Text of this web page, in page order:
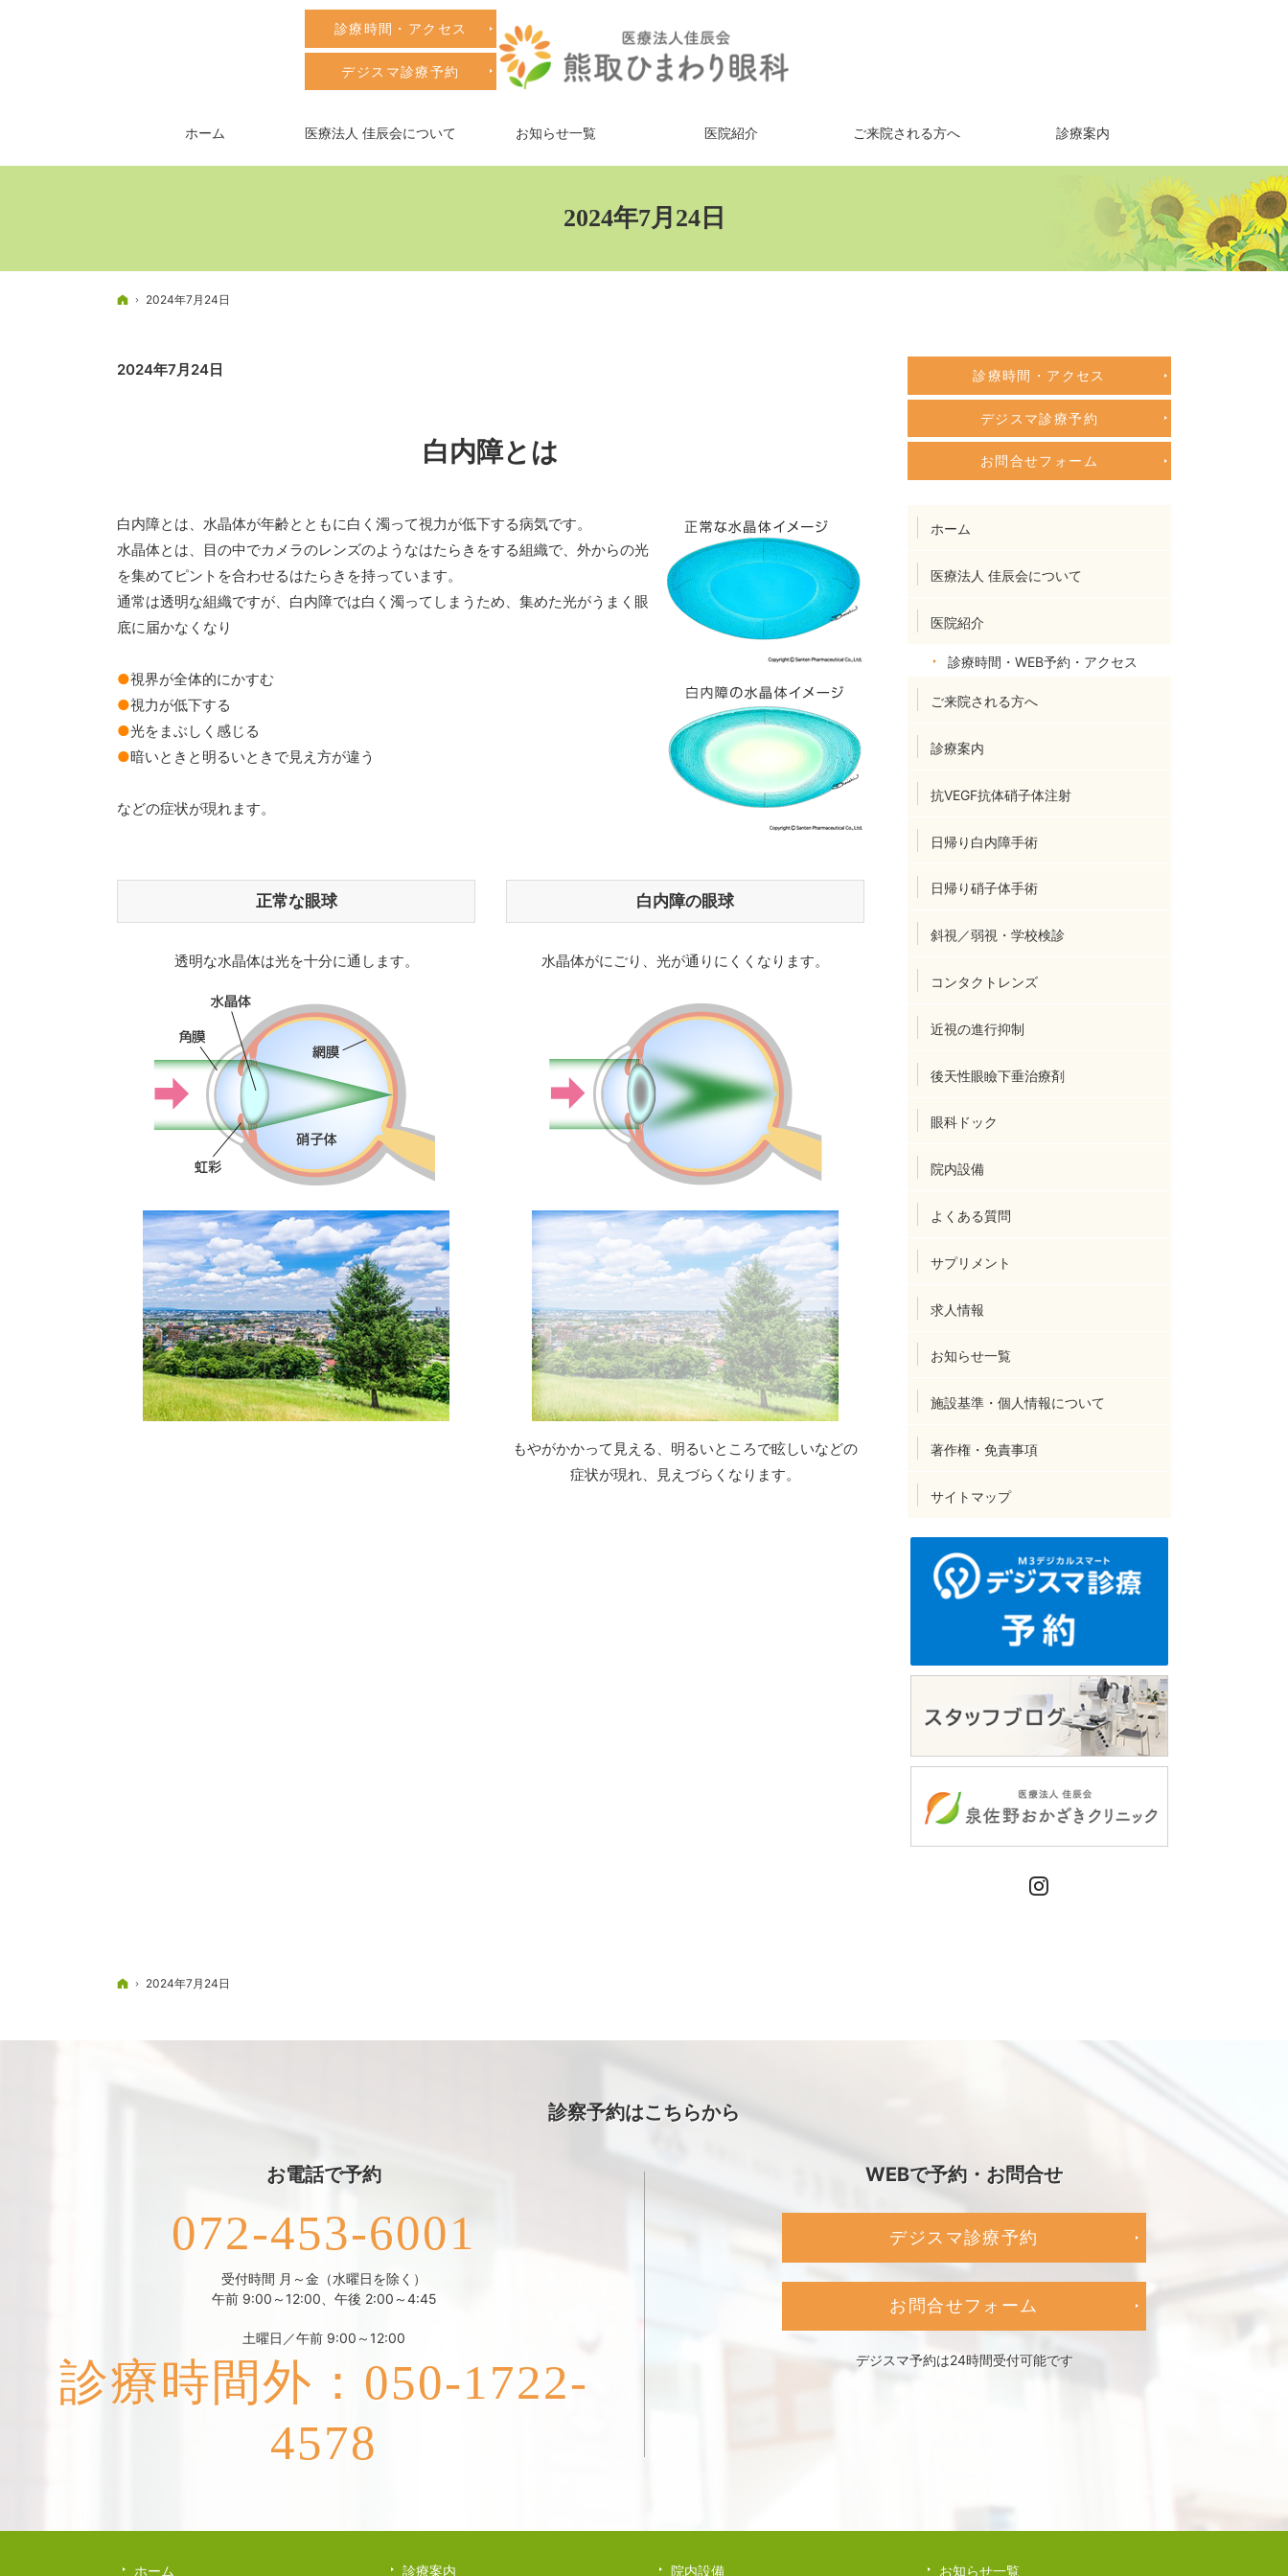
2024年7月24日
ホーム
2024年7月24日
2024年7月24日
白内障とは
白内障とは、水晶体が年齢とともに白く濁って視力が低下する病気です。
水晶体とは、目の中でカメラのレンズのようなはたらきをする組織で、外からの光
を集めてピントを合わせるはたらきを持っています。
通常は透明な組織ですが、白内障では白く濁ってしまうため、集めた光がうまく眼
底に届かなくなり
●視界が全体的にかすむ
●視力が低下する
●光をまぶしく感じる
●暗いときと明るいときで見え方が違う
などの症状が現れます。
正常な眼球
透明な水晶体は光を十分に通します。
白内障の眼球
水晶体がにごり、光が通りにくくなります。
もやがかかって見える、明るいところで眩しいなどの
症状が現れ、見えづらくなります。
診療時間・アクセス
デジスマ診療予約
お問合せフォーム
ホーム
医療法人 佳辰会について
医院紹介
診療時間・WEB予約・アクセス
ご来院される方へ
診療案内
抗VEGF抗体硝子体注射
日帰り白内障手術
日帰り硝子体手術
斜視／弱視・学校検診
コンタクトレンズ
近視の進行抑制
後天性眼瞼下垂治療剤
眼科ドック
院内設備
よくある質問
サプリメント
求人情報
お知らせ一覧
施設基準・個人情報について
著作権・免責事項
サイトマップ
ホーム
2024年7月24日
診療時間・アクセス
デジスマ診療予約
ホーム 医療法人 佳辰会について お知らせ一覧 医院紹介 ご来院される方へ 診療案内
診察予約はこちらから
お電話で予約
072-453-6001
受付時間 月～金（水曜日を除く）
午前 9:00～12:00、午後 2:00～4:45
土曜日／午前 9:00～12:00
診療時間外：050-1722-
4578
WEBで予約・お問合せ
デジスマ診療予約
お問合せフォーム
デジスマ予約は24時間受付可能です
ホーム 診療案内 院内設備 お知らせ一覧